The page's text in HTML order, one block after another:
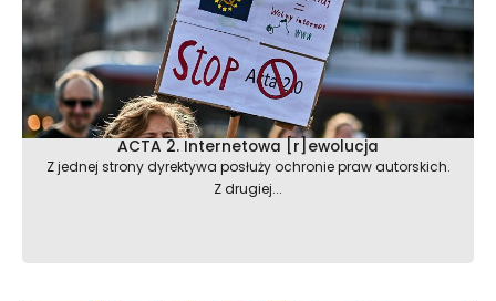
ACTA 2. Internetowa [r]ewolucja
Z jednej strony dyrektywa posłuży ochronie praw autorskich.
Z drugiej...